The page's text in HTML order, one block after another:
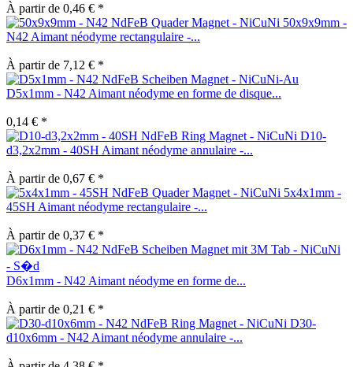
À partir de 0,46 € *
50x9x9mm -
N42 Aimant néodyme rectangulaire -...
À partir de 7,12 € *
D5x1mm - N42 Aimant néodyme en forme de disque...
0,14 € *
D10-
d3,2x2mm - 40SH Aimant néodyme annulaire -...
À partir de 0,67 € *
5x4x1mm -
45SH Aimant néodyme rectangulaire -...
À partir de 0,37 € *
D6x1mm - N42 Aimant néodyme en forme de...
À partir de 0,21 € *
D30-
d10x6mm - N42 Aimant néodyme annulaire -...